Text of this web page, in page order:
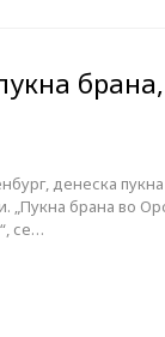
денеска
„Пукна брана во
се…